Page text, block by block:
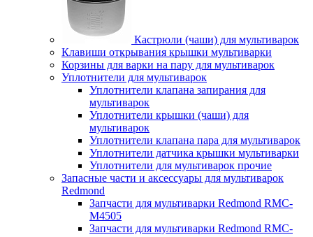
Кастрюли (чаши) для мультиварок
Клавиши открывания крышки мультиварки
Корзины для варки на пару для мультиварок
Уплотнители для мультиварок
Уплотнители клапана запирания для
мультиварок
Уплотнители крышки (чаши) для
мультиварок
Уплотнители клапана пара для мультиварок
Уплотнители датчика крышки мультиварки
Уплотнители для мультиварок прочие
Запасные части и аксессуары для мультиварок
Redmond
Запчасти для мультиварки Redmond RMC-
M4505
Запчасти для мультиварки Redmond RMC-